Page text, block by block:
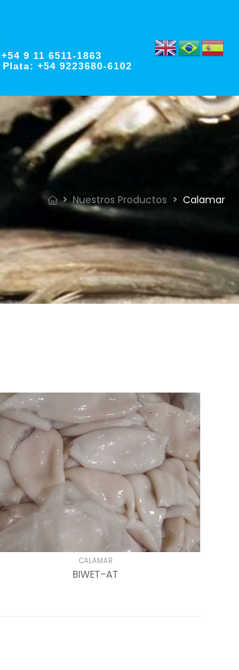
9 11 6511-1863
+54 9223680-6102
Nuestros Productos Calamar
CALAMAR
BIWET-AT